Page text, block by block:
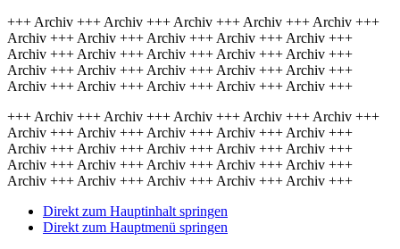
+++ Archiv +++ Archiv +++ Archiv +++ Archiv +++ Archiv +++
Archiv +++ Archiv +++ Archiv +++ Archiv +++ Archiv +++
Archiv +++ Archiv +++ Archiv +++ Archiv +++ Archiv +++
Archiv +++ Archiv +++ Archiv +++ Archiv +++ Archiv +++
Archiv +++ Archiv +++ Archiv +++ Archiv +++ Archiv +++
+++ Archiv +++ Archiv +++ Archiv +++ Archiv +++ Archiv +++
Archiv +++ Archiv +++ Archiv +++ Archiv +++ Archiv +++
Archiv +++ Archiv +++ Archiv +++ Archiv +++ Archiv +++
Archiv +++ Archiv +++ Archiv +++ Archiv +++ Archiv +++
Archiv +++ Archiv +++ Archiv +++ Archiv +++ Archiv +++
Direkt zum Hauptinhalt springen
Direkt zum Hauptmenü springen